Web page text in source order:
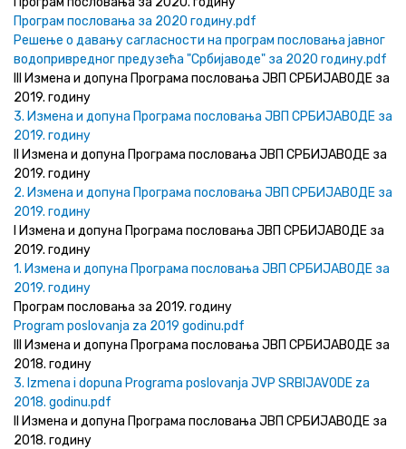
Програм пословања за 2020 годину.pdf
Решење о давању сагласности на програм пословања јавног
водопривредног предузећа "Србијаводе" за 2020 годину.pdf
III Измена и допуна Програма пословања ЈВП СРБИЈАВОДЕ за
2019. годину
3. Измена и допуна Програма пословања ЈВП СРБИЈАВОДЕ за
2019. годину
II Измена и допуна Програма пословања ЈВП СРБИЈАВОДЕ за
2019. годину
2. Измена и допуна Програма пословања ЈВП СРБИЈАВОДЕ за
2019. годину
I Измена и допуна Програма пословања ЈВП СРБИЈАВОДЕ за
2019. годину
1. Измена и допуна Програма пословања ЈВП СРБИЈАВОДЕ за
2019. годину
Програм пословања за 2019. годину
Program poslovanja za 2019 godinu.pdf
III Измена и допуна Програма пословања ЈВП СРБИЈАВОДЕ за
2018. годину
3. Izmena i dopuna Programa poslovanja JVP SRBIJAVODE za
2018. godinu.pdf
II Измена и допуна Програма пословања ЈВП СРБИЈАВОДЕ за
2018. годину